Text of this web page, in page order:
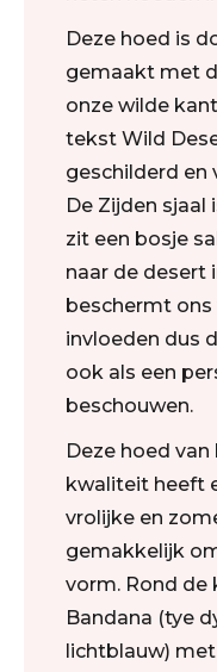
Deze hoed is
gemaakt met
onze wilde
tekst Wild
geschilderd en
De Zijden sjaal
zit een bosje
naar de desert
beschermt
invloeden dus
ook als een
beschouwen.
Deze hoed
kwaliteit heeft
vrolijke en
gemakkelijk
vorm. Rond de
Bandana (tye
lichtblauw)